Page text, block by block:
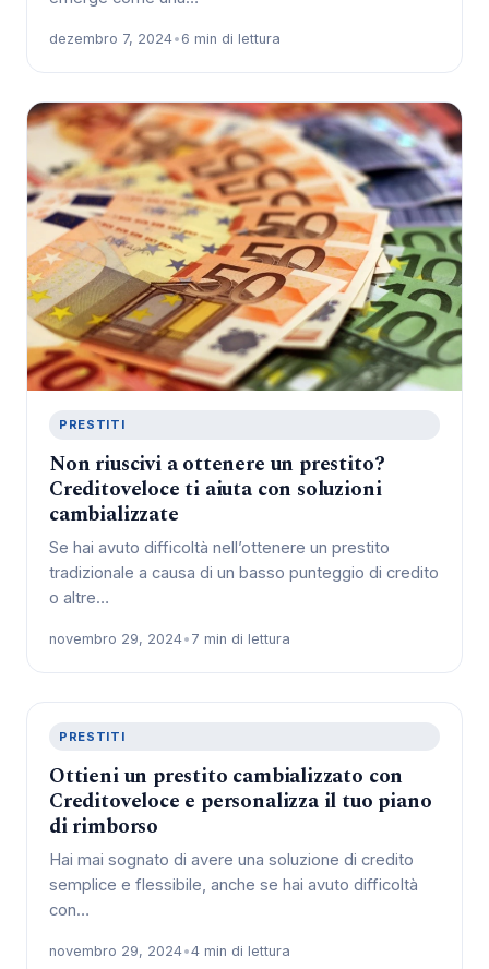
dezembro 7, 2024• 6 min di lettura
PRESTITI
Non riuscivi a ottenere un prestito?
Creditoveloce ti aiuta con soluzioni
cambializzate
Se hai avuto difficoltà nell’ottenere un prestito
tradizionale a causa di un basso punteggio di credito
o altre…
novembro 29, 2024• 7 min di lettura
PRESTITI
Ottieni un prestito cambializzato con
Creditoveloce e personalizza il tuo piano
di rimborso
Hai mai sognato di avere una soluzione di credito
semplice e flessibile, anche se hai avuto difficoltà
con…
novembro 29, 2024•4 min di lettura